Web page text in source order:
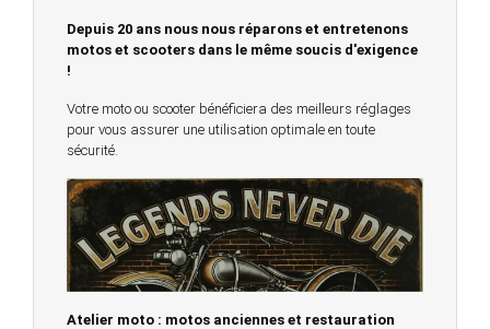
Depuis 20 ans nous nous réparons et entretenons
motos et scooters dans le même soucis d'exigence
!
Votre moto ou scooter bénéficiera des meilleurs réglages
pour vous assurer une utilisation optimale en toute
sécurité.
Atelier moto : motos anciennes et restauration